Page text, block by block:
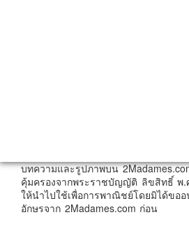
บทความและรูปภาพบน
คุ้มครองจากพระราชบัญญัติ ลิขสิทธิ์ พ
ให้นำไปใช้เพื่อการพาณิชย์โดยมิได้ขอ
อักษรจาก 2Madames.com ก่อน